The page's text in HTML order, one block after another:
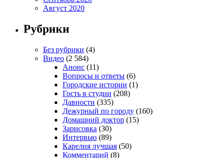
Август 2020
Рубрики
Без рубрики (4)
Видео (2 584)
Анонс (11)
Вопросы и ответы (6)
Городские истории (1)
Гость в студии (208)
Давности (335)
Дежурный по городу (160)
Домашний доктор (15)
Зарисовка (30)
Интервью (89)
Карелия лучшая (50)
Комментарий (8)